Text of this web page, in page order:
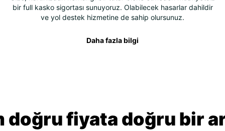
bir full kasko sigortası sunuyoruz. Olabilecek hasarlar dahildir
ve yol destek hizmetine de sahip olursunuz.
Daha fazla bilgi
doğru fiyata doğru bir